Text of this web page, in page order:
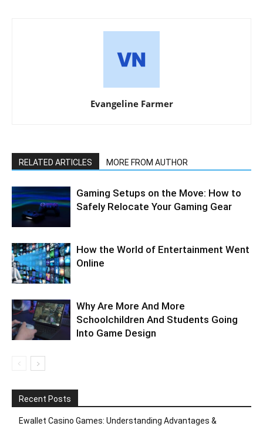
Evangeline Farmer
RELATED ARTICLES MORE FROM AUTHOR
Gaming Setups on the Move: How to
Safely Relocate Your Gaming Gear
How the World of Entertainment Went
Online
Why Are More And More
Schoolchildren And Students Going
Into Game Design
Recent Posts
Ewallet Casino Games: Understanding Advantages &